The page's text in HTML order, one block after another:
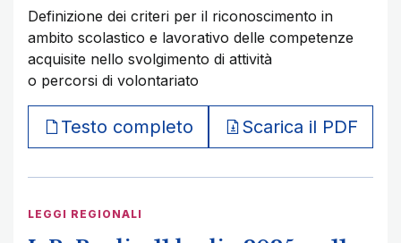
Definizione dei criteri per il riconoscimento in
ambito scolastico e lavorativo delle competenze
acquisite nello svolgimento di attività
o percorsi di volontariato
Testo completo Scarica il PDF
LEGGI REGIONALI